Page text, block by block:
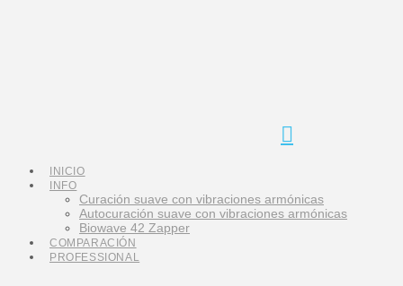
INICIO
INFO
Curación suave con vibraciones armónicas
Autocuración suave con vibraciones armónicas
Biowave 42 Zapper
COMPARACIÓN
PROFESSIONAL